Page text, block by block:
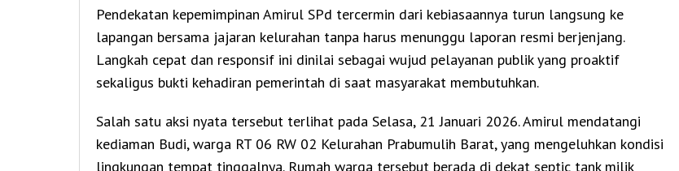
Pendekatan kepemimpinan Amirul SPd tercermin dari kebiasaannya turun langsung ke
lapangan bersama jajaran kelurahan tanpa harus menunggu laporan resmi berjenjang.
Langkah cepat dan responsif ini dinilai sebagai wujud pelayanan publik yang proaktif
sekaligus bukti kehadiran pemerintah di saat masyarakat membutuhkan.
Salah satu aksi nyata tersebut terlihat pada Selasa, 21 Januari 2026. Amirul mendatangi
kediaman Budi, warga RT 06 RW 02 Kelurahan Prabumulih Barat, yang mengeluhkan kondisi
lingkungan tempat tinggalnya. Rumah warga tersebut berada di dekat septic tank milik